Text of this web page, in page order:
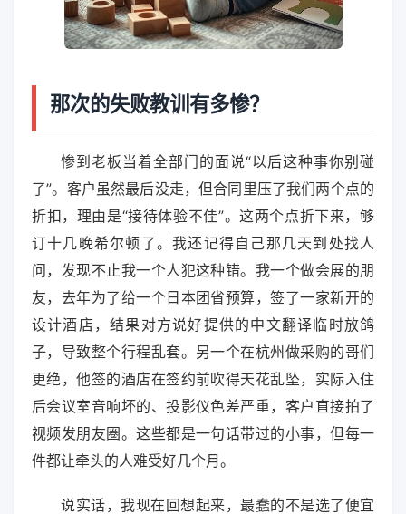
那次的失败教训有多惨？
惨到老板当着全部门的面说“以后这种事你别碰
了”。客户虽然最后没走，但合同里压了我们两个点的
折扣，理由是“接待体验不佳”。这两个点折下来，够
订十几晚希尔顿了。我还记得自己那几天到处找人
问，发现不止我一个人犯这种错。我一个做会展的朋
友，去年为了给一个日本团省预算，签了一家新开的
设计酒店，结果对方说好提供的中文翻译临时放鸽
子，导致整个行程乱套。另一个在杭州做采购的哥们
更绝，他签的酒店在签约前吹得天花乱坠，实际入住
后会议室音响坏的、投影仪色差严重，客户直接拍了
视频发朋友圈。这些都是一句话带过的小事，但每一
件都让牵头的人难受好几个月。
说实话，我现在回想起来，最蠢的不是选了便宜